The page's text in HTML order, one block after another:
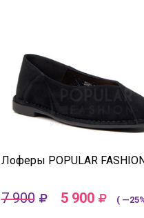
Лоферы POPULAR
7 900 5 900 (